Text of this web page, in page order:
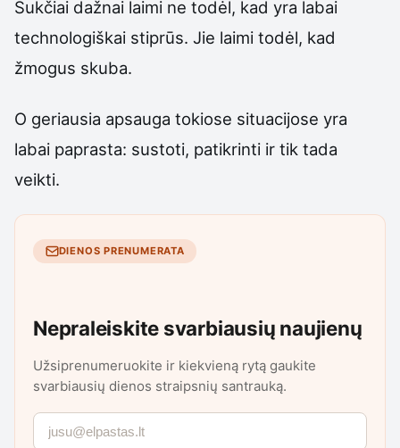
Sukčiai dažnai laimi ne todėl, kad yra labai
technologiškai stiprūs. Jie laimi todėl, kad
žmogus skuba.
O geriausia apsauga tokiose situacijose yra
labai paprasta: sustoti, patikrinti ir tik tada
veikti.
DIENOS PRENUMERATA
Nepraleiskite svarbiausių naujienų
Užsiprenumeruokite ir kiekvieną rytą gaukite
svarbiausių dienos straipsnių santrauką.